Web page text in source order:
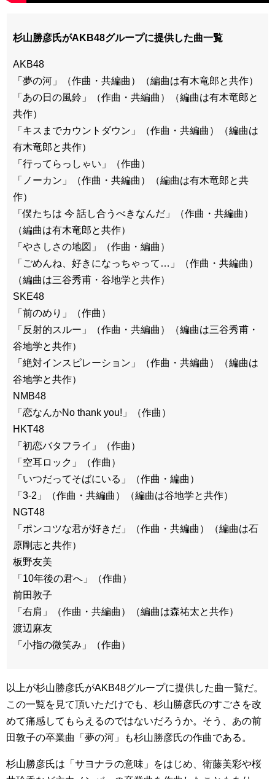
杉山勝彦氏がAKB48グループに提供した曲一覧
AKB48
「夢の河」（作曲・共編曲）（編曲は有木竜郎と共作）
「あの日の風鈴」（作曲・共編曲）（編曲は有木竜郎と
共作）
「キスまでカウントダウン」（作曲・共編曲）（編曲は
有木竜郎と共作）
「行ってらっしゃい」（作曲）
「ノーカン」（作曲・共編曲）（編曲は有木竜郎と共
作）
「僕たちは 今 話し合うべきなんだ」（作曲・共編曲）
（編曲は有木竜郎と共作）
「やさしさの地図」（作曲・編曲）
「ごめんね、好きになっちゃって…」（作曲・共編曲）
（編曲は三谷秀甫・谷地学と共作）
SKE48
「前のめり」（作曲）
「反射的スルー」（作曲・共編曲）（編曲は三谷秀甫・
谷地学と共作）
「絶対インスピレーション」（作曲・共編曲）（編曲は
谷地学と共作）
NMB48
「恋なんかNo thank you!」（作曲）
HKT48
「初恋バタフライ」（作曲）
「空耳ロック」（作曲）
「いつだってそばにいる」（作曲・編曲）
「3-2」（作曲・共編曲）（編曲は谷地学と共作）
NGT48
「ポンコツな君が好きだ」（作曲・共編曲）（編曲は石
原剛志と共作）
板野友美
「10年後の君へ」（作曲）
前田敦子
「右肩」（作曲・共編曲）（編曲は森祐太と共作）
渡辺麻友
「小指の微笑み」（作曲）
以上が杉山勝彦氏がAKB48グループに提供した曲一覧だ。
この一覧を見て頂いただけでも、杉山勝彦氏のすごさを改
めて痛感してもらえるのではないだろうか。そう、あの前
田敦子の卒業曲「夢の河」も杉山勝彦氏の作曲である。
杉山勝彦氏は「サヨナラの意味」をはじめ、衛藤美彩や桜